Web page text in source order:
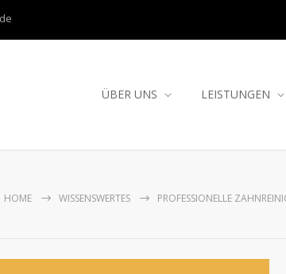
ÜBER UNS LEISTUNGEN
HOME WISSENSWERTES PROFESSIONELLE